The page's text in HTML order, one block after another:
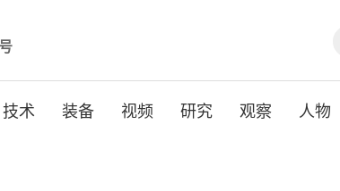
技术 装备 视频 研究 观察 人物